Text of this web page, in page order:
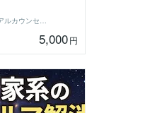
蒼炎スピリチュアルカウンセラー
5,000円